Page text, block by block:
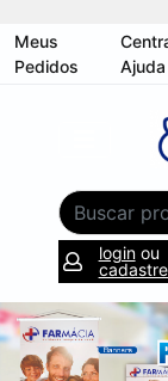
Meus
Pedidos
Ajuda
loginou